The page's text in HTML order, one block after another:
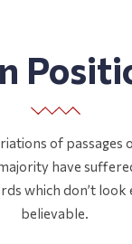
of passages
have
which don’t look
believable.